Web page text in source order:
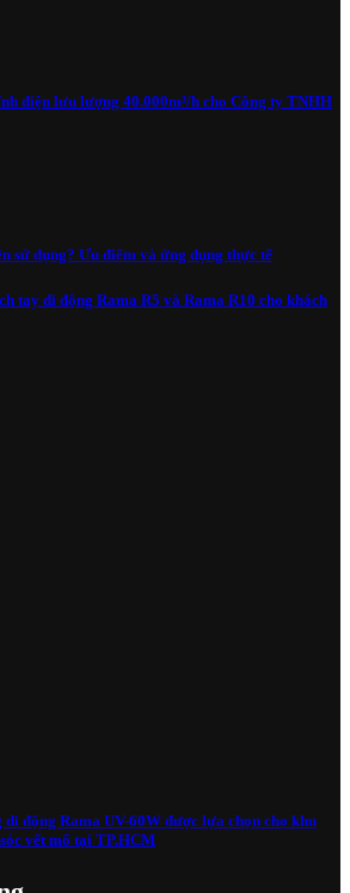
điện lưu lượng 40.000m³/h cho Công ty TNHH
sử dụng? Ưu điểm và ứng dụng thực tế
tay di động Rama R5 và Rama R10 cho khách
động Rama UV-60W được lựa chọn cho khu
vết mổ tại TP.HCM